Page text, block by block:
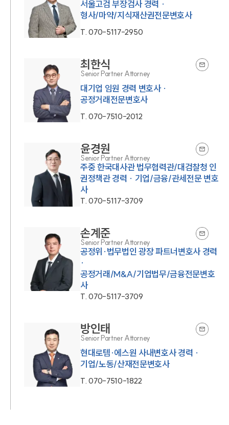
서울고검 부장검사 경력 ·
형사/마약/지식재산권전문변호사
T.070-5117-2950
최한식
Senior Partner Attorney
대기업 임원 경력 변호사 ·
공정거래전문변호사
T.070-7510-2012
윤경원
Senior Partner Attorney
주중 한국대사관 법무협력관/대검찰청 인
권정책관 경력 · 기업/금융/관세전문 변호
사
T.070-5117-3709
손계준
Senior Partner Attorney
공정위·법무법인 광장 파트너변호사 경력
·
공정거래/M&A/기업법무/금융전문변호
사
T.070-5117-3709
방인태
Senior Partner Attorney
현대로템·에스원 사내변호사 경력 ·
기업/노동/산재전문변호사
T.070-7510-1822